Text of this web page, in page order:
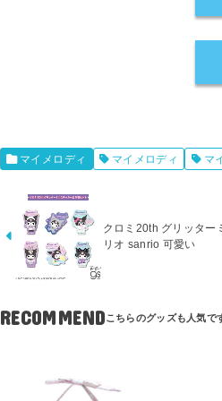
マイメロディ マイメロディ マ
クロミ20th グリッター
リオ sanrio 可愛い
RECOMMEND